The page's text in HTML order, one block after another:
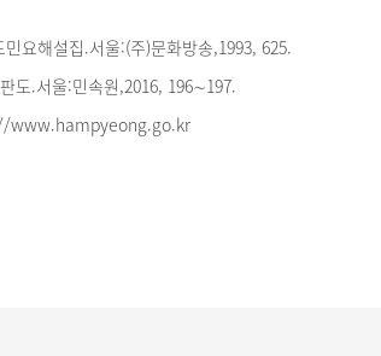
요해설집.서울:(주)문화방송,1993, 625.
도.서울:민속원,2016, 196∼197.
www.hampyeong.go.kr